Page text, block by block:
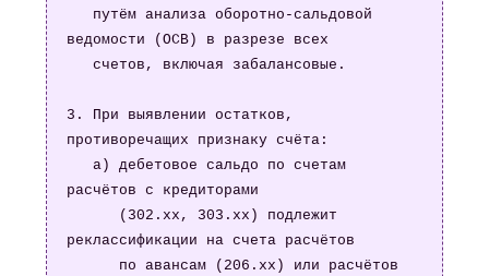
ведомости (ОСВ) в разрезе всех
3. При выявлении остатков,
противоречащих признаку счёта:
расчётов с кредиторами
реклассификации на счета расчётов